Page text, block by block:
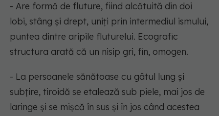
- Are formă de fluture, fiind alcătuită din doi
lobi, stâng și drept, uniți prin intermediul ismului,
puntea dintre aripile fluturelui. Ecografic
structura arată că un nisip gri, fin, omogen.
- La persoanele sănătoase cu gâtul lung și
subțire, tiroidă se etalează sub piele, mai jos de
laringe și se mișcă în sus și în jos când acestea